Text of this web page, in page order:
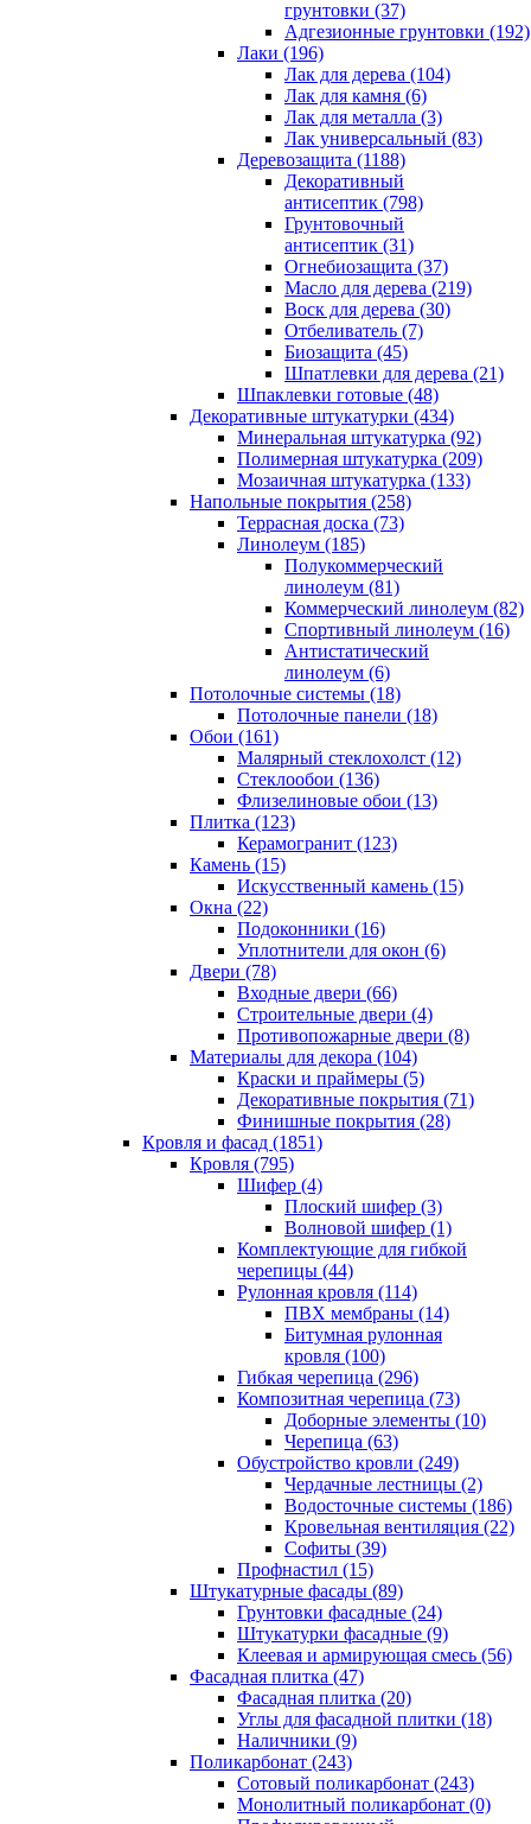
грунтовки (37)
Адгезионные грунтовки (192)
Лаки (196)
Лак для дерева (104)
Лак для камня (6)
Лак для металла (3)
Лак универсальный (83)
Деревозащита (1188)
Декоративный
антисептик (798)
Грунтовочный
антисептик (31)
Огнебиозащита (37)
Масло для дерева (219)
Воск для дерева (30)
Отбеливатель (7)
Биозащита (45)
Шпатлевки для дерева (21)
Шпаклевки готовые (48)
Декоративные штукатурки (434)
Минеральная штукатурка (92)
Полимерная штукатурка (209)
Мозаичная штукатурка (133)
Напольные покрытия (258)
Террасная доска (73)
Линолеум (185)
Полукоммерческий
линолеум (81)
Коммерческий линолеум (82)
Спортивный линолеум (16)
Антистатический
линолеум (6)
Потолочные системы (18)
Потолочные панели (18)
Обои (161)
Малярный стеклохолст (12)
Стеклообои (136)
Флизелиновые обои (13)
Плитка (123)
Керамогранит (123)
Камень (15)
Искусственный камень (15)
Окна (22)
Подоконники (16)
Уплотнители для окон (6)
Двери (78)
Входные двери (66)
Строительные двери (4)
Противопожарные двери (8)
Материалы для декора (104)
Краски и праймеры (5)
Декоративные покрытия (71)
Финишные покрытия (28)
Кровля и фасад (1851)
Кровля (795)
Шифер (4)
Плоский шифер (3)
Волновой шифер (1)
Комплектующие для гибкой
черепицы (44)
Рулонная кровля (114)
ПВХ мембраны (14)
Битумная рулонная
кровля (100)
Гибкая черепица (296)
Композитная черепица (73)
Доборные элементы (10)
Черепица (63)
Обустройство кровли (249)
Чердачные лестницы (2)
Водосточные системы (186)
Кровельная вентиляция (22)
Cофиты (39)
Профнастил (15)
Штукатурные фасады (89)
Грунтовки фасадные (24)
Штукатурки фасадные (9)
Клеевая и армирующая смесь (56)
Фасадная плитка (47)
Фасадная плитка (20)
Углы для фасадной плитки (18)
Наличники (9)
Поликарбонат (243)
Сотовый поликарбонат (243)
Монолитный поликарбонат (0)